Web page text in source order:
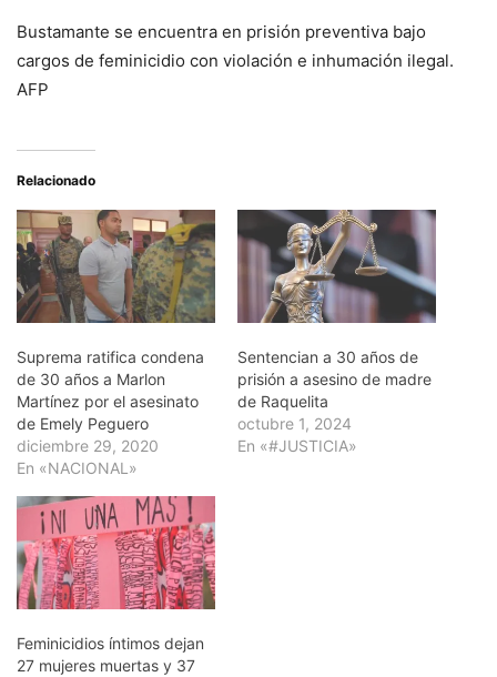
Bustamante se encuentra en prisión preventiva bajo
cargos de feminicidio con violación e inhumación ilegal.
AFP
Relacionado
Suprema ratifica condena
de 30 años a Marlon
Martínez por el asesinato
de Emely Peguero
diciembre 29, 2020
En «NACIONAL»
Sentencian a 30 años de
prisión a asesino de madre
de Raquelita
octubre 1, 2024
En «#JUSTICIA»
Feminicidios íntimos dejan
27 mujeres muertas y 37